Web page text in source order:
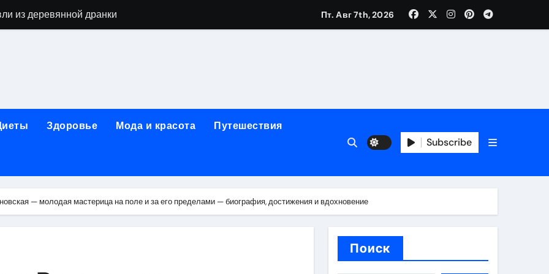
из деревянной дранки
аппаратов для электроэпиляции
направления медицинского центра
Стрешневе
зависимости: медицинские, психотерапевтические и социальные
Пт. Авг 7th, 2026
Здоровье Мода и красота Путешествия
Subscribe
— молодая мастерица на поле и за его пределами — биография, достижения и вдохновение
Поиск